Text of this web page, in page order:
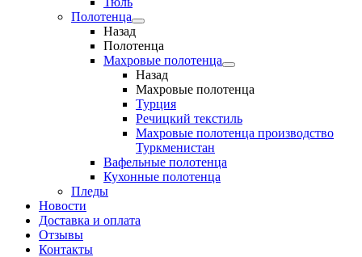
Полотенца
Назад
Полотенца
Махровые полотенца
Назад
Махровые полотенца
Турция
Речицкий текстиль
Махровые полотенца производство
Туркменистан
Вафельные полотенца
Кухонные полотенца
Пледы
Новости
Доставка и оплата
Отзывы
Контакты